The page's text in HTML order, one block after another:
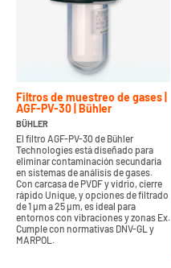
Filtros de muestreo de gases |
AGF-PV-30 | Bühler
BÜHLER
El filtro AGF-PV-30 de Bühler
Technologies está diseñado para
eliminar contaminación secundaria
en sistemas de análisis de gases.
Con carcasa de PVDF y vidrio, cierre
rápido Unique, y opciones de filtrado
de 1 µm a 25 µm, es ideal para
entornos con vibraciones y zonas Ex.
Cumple con normativas DNV-GL y
MARPOL.